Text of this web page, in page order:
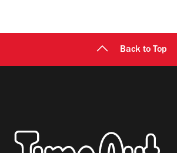
Back to Top